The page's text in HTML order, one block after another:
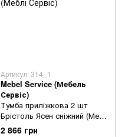
Артикул: 314_1
Mebel Service (Мебель
Сервіс)
Тумба приліжкова 2 шт
Брістоль Ясен сніжний (Меблі
Сервіс)
2 866 грн